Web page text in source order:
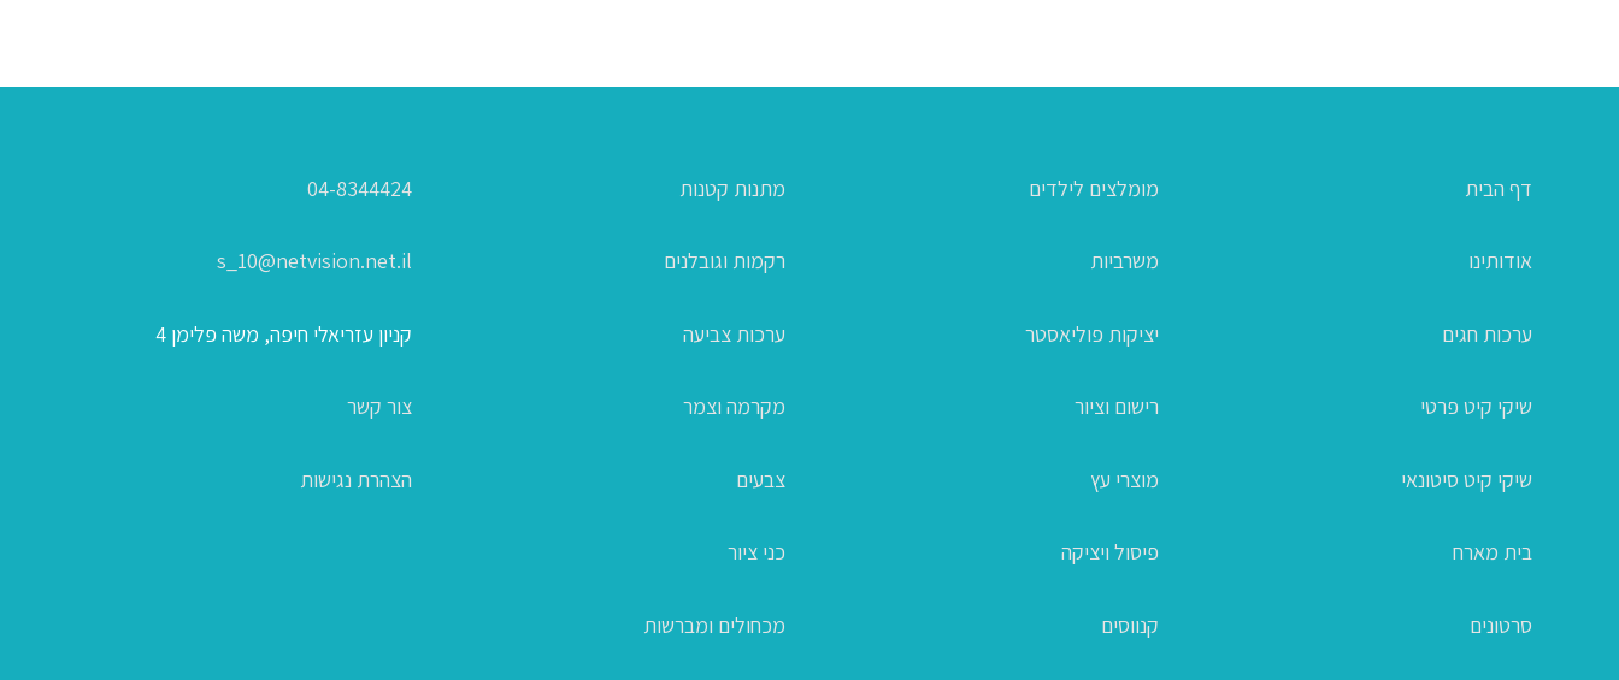
דף הבית
אודותינו
ערכות חגים
שיקי קיט פרטי
שיקי קיט סיטונאי
בית מארח
סרטונים
מומלצים לילדים
משרביות
יציקות פוליאסטר
רישום וציור
מוצרי עץ
פיסול ויציקה
קנווסים
מתנות קטנות
רקמות וגובלנים
ערכות צביעה
מקרמה וצמר
צבעים
כני ציור
מכחולים ומברשות
04-8344424
s_10@netvision.net.il
קניון עזריאלי חיפה, משה פלימן 4
צור קשר
הצהרת נגישות